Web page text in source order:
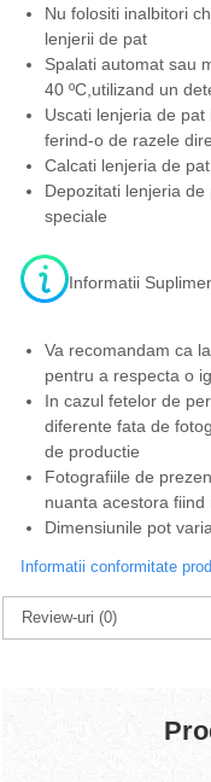
Nu folositi inalbitori
lenjerii de pat
Spalati automat sau
40 ºC,utilizand un
Uscati lenjeria de
ferind-o de razele
Calcati lenjeria de
Depozitati lenjeria
speciale
Informatii
Va recomandam ca
pentru a respecta o
In cazul fetelor de
diferente fata de
de productie
Fotografiile de
nuanta acestora
Dimensiunile pot
Informatii conformitate
Review-uri(0)